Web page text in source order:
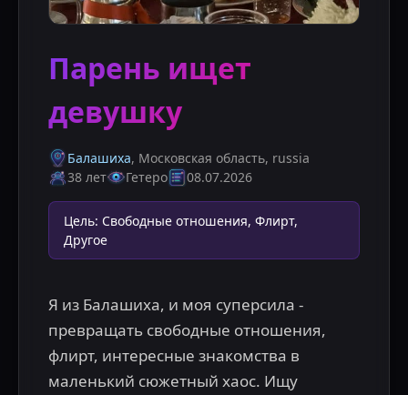
Парень ищет
девушку
Балашиха, Московская область, russia
38 лет
Гетеро 08.07.2026
Цель: Свободные отношения, Флирт,
Другое
Я из Балашиха, и моя суперсила -
превращать свободные отношения,
флирт, интересные знакомства в
маленький сюжетный хаос. Ищу